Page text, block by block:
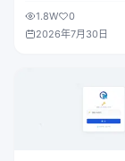
1.8W 0
2026年7月30日